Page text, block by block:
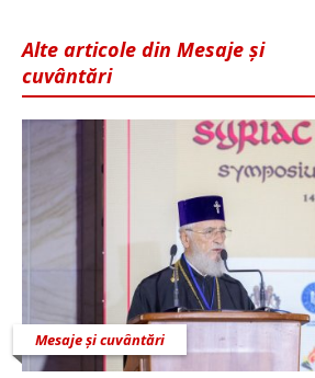
Alte articole din Mesaje și
cuvântări
Mesaje și cuvântări